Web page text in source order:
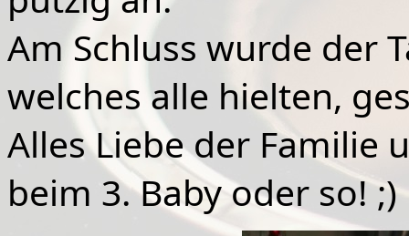
AmSchluss wurde der
welches alle hielten,
Alles Liebe der Familie
beim 3. Baby oder so! ;)